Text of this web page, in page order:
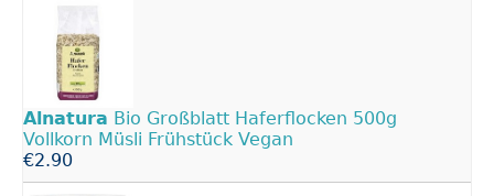
Alnatura Bio Großblatt Haferflocken 500g
Vollkorn Müsli Frühstück Vegan
€2.90